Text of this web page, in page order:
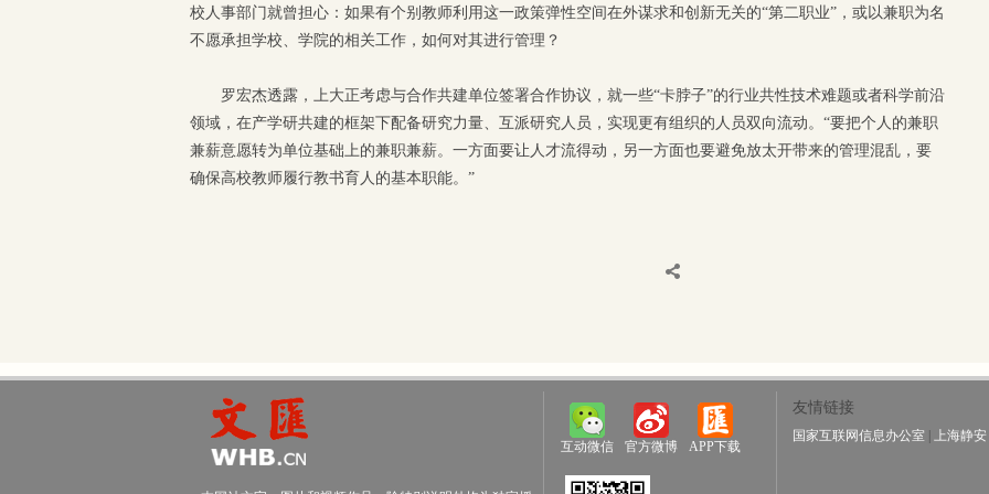
校人事部门就曾担心：如果有个别教师利用这一政策弹性空间在外谋求和创新无关的“第二职业”，或以兼职为名
不愿承担学校、学院的相关工作，如何对其进行管理？
罗宏杰透露，上大正考虑与合作共建单位签署合作协议，就一些“卡脖子”的行业共性技术难题或者科学前沿
领域，在产学研共建的框架下配备研究力量、互派研究人员，实现更有组织的人员双向流动。“要把个人的兼职
兼薪意愿转为单位基础上的兼职兼薪。一方面要让人才流得动，另一方面也要避免放太开带来的管理混乱，要
确保高校教师履行教书育人的基本职能。”
互动微信 官方微博 APP下载
友情链接
国家互联网信息办公室 上海静安